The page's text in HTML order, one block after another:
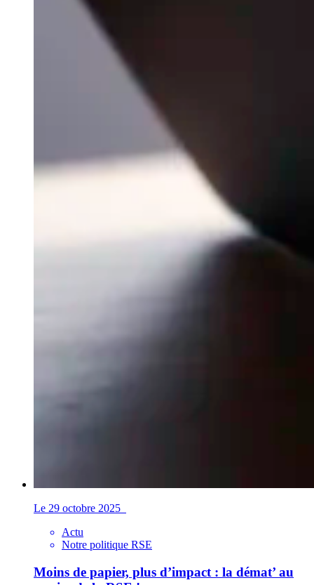
Le 29 octobre 2025
Actu
Notre politique RSE
Moins de papier, plus d’impact : la démat’ au